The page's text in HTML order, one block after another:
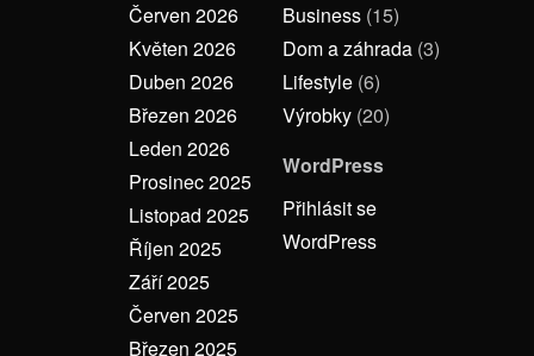
Červen 2026
Květen 2026
Duben 2026
Březen 2026
Leden 2026
Prosinec 2025
Listopad 2025
Říjen 2025
Září 2025
Červen 2025
Březen 2025
Business (15)
Dom a záhrada (3)
Lifestyle (6)
Výrobky (20)
WordPress
Přihlásit se
WordPress